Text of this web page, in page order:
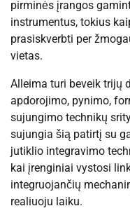
pirminės įrangos
instrumentus, tokius
prasiskverbti per
vietas.
Alleima turi beveik trijų
apdorojimo, pynimo,
sujungimo technikų
sujungia šią patirtį su
jutiklio integravimo
kai įrenginiai vystosi
integruojančių
realiuoju laiku.